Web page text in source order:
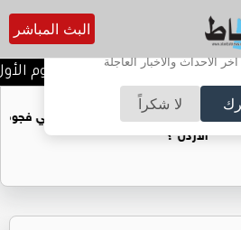
في تفعيل الإشعارات؟
الأحداث والأخبار العاجلة
لا شكراً
البث المباشر
تتويج الفرق الفائزة في اليوم
قادر على ان يغطي فجوة الطاقة في